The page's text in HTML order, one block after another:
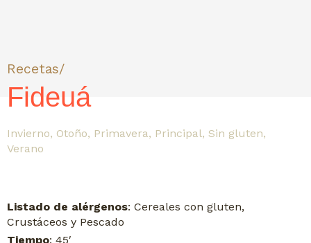
Recetas/
Fideuá
Invierno, Otoño, Primavera, Principal, Sin gluten,
Verano
Listado de alérgenos: Cereales con gluten,
Crustáceos y Pescado
Tiempo: 45′